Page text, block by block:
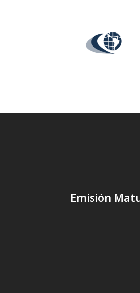
Emisión